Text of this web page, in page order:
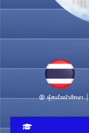
ผู้สนใจเข้าศึกษา